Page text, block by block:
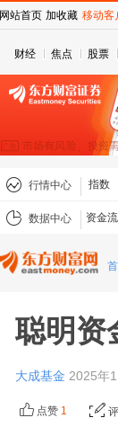
财经 焦点 股票
行情中心 指数
数据中心 资金
聪明资
大成基金 2025年
点赞 1
网站首页 加收藏 移动客